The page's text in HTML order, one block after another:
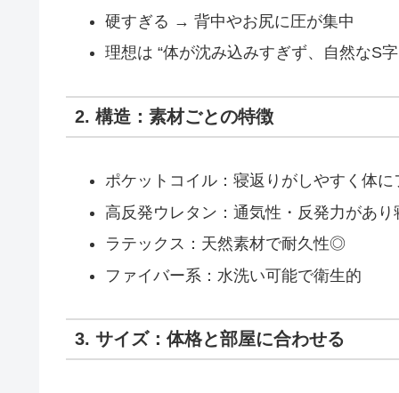
硬すぎる → 背中やお尻に圧が集中
理想は “体が沈み込みすぎず、自然なS
2. 構造：素材ごとの特徴
ポケットコイル：寝返りがしやすく体に
高反発ウレタン：通気性・反発力があり
ラテックス：天然素材で耐久性◎
ファイバー系：水洗い可能で衛生的
3. サイズ：体格と部屋に合わせる